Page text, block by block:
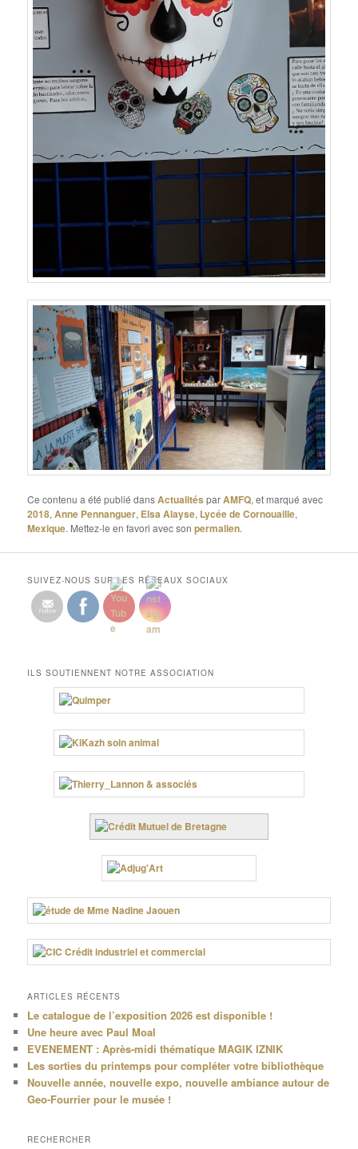
Ce contenu a été publié dansActualités parAMFQ, et marqué avec
2018,Anne Pennanguer, Elsa Alayse, Lycée de Cornouaille,
Mexique. Mettez-le en favori avec sonpermalien.
SUIVEZ-NOUS SUR LES RÉSEAUX SOCIAUX
ILS SOUTIENNENT NOTRE ASSOCIATION
ARTICLES RÉCENTS
Le catalogue de l’exposition 2026 est disponible !
Une heure avec Paul Moal
EVENEMENT : Après-midi thématique MAGIK IZNIK
Les sorties du printemps pour compléter votre bibliothèque
Nouvelle année, nouvelle expo, nouvelle ambiance autour de
Geo-Fourrier pour le musée !
RECHERCHER